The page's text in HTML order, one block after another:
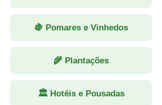
🍇 Pomares e Vinhedos
🌾 Plantações
🏛 Hotéis e Pousadas